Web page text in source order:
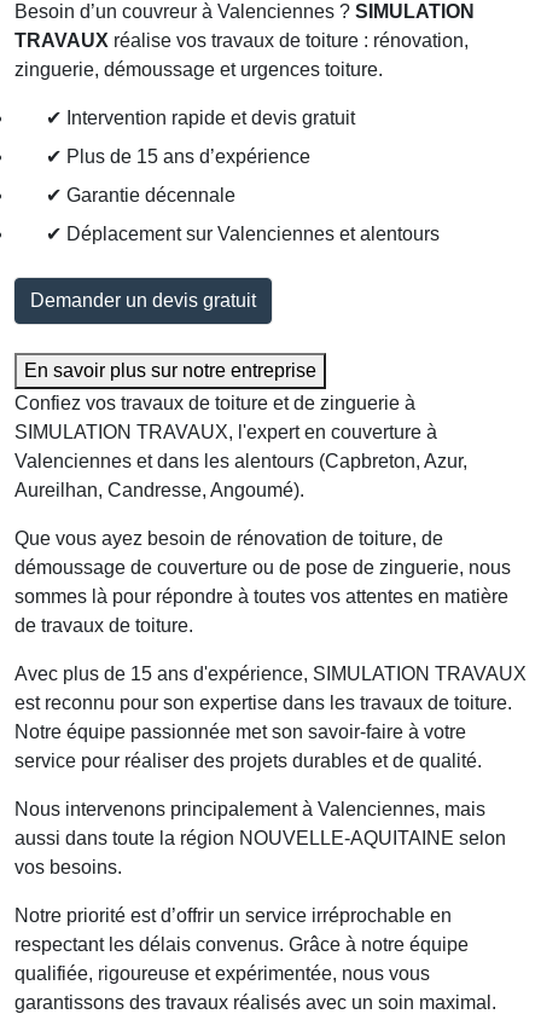
Besoin d’un couvreur à Valenciennes ? SIMULATION
TRAVAUX réalise vos travaux de toiture : rénovation,
zinguerie, démoussage et urgences toiture.
✔ Intervention rapide et devis gratuit
✔ Plus de 15 ans d’expérience
✔ Garantie décennale
✔ Déplacement sur Valenciennes et alentours
Demander un devis gratuit
En savoir plus sur notre entreprise
Confiez vos travaux de toiture et de zinguerie à
SIMULATION TRAVAUX, l'expert en couverture à
Valenciennes et dans les alentours (Capbreton, Azur,
Aureilhan, Candresse, Angoumé).
Que vous ayez besoin de rénovation de toiture, de
démoussage de couverture ou de pose de zinguerie, nous
sommes là pour répondre à toutes vos attentes en matière
de travaux de toiture.
Avec plus de 15 ans d'expérience, SIMULATION TRAVAUX
est reconnu pour son expertise dans les travaux de toiture.
Notre équipe passionnée met son savoir-faire à votre
service pour réaliser des projets durables et de qualité.
Nous intervenons principalement à Valenciennes, mais
aussi dans toute la région NOUVELLE-AQUITAINE selon
vos besoins.
Notre priorité est d’offrir un service irréprochable en
respectant les délais convenus. Grâce à notre équipe
qualifiée, rigoureuse et expérimentée, nous vous
garantissons des travaux réalisés avec un soin maximal.